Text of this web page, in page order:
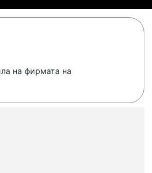
на фирмата на